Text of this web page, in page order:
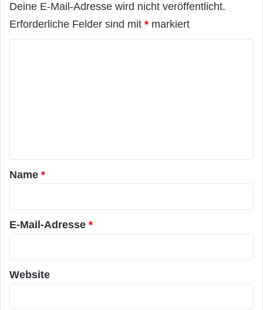
Deine E-Mail-Adresse wird nicht veröffentlicht.
Erforderliche Felder sind mit * markiert
a
r
*
Name *
E-Mail-Adresse *
Website